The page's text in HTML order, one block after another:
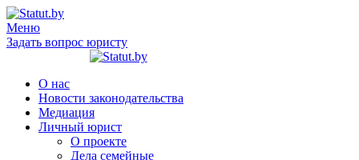
Меню
Задать вопрос юристу
О нас
Новости законодательства
Медиация
Личный юрист
О проекте
Дела семейные